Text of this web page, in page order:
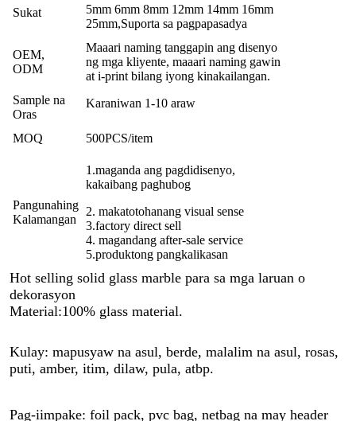
Sukat
5mm 6mm 8mm 12mm 14mm 16mm
25mm,Suporta sa pagpapasadya
OEM,
ODM
Maaari naming tanggapin ang disenyo
ng mga kliyente, maaari naming gawin
at i-print bilang iyong kinakailangan.
Sample na
Oras
Karaniwan 1-10 araw
MOQ 500PCS/item
Pangunahing
Kalamangan
1.maganda ang pagdidisenyo,
kakaibang paghubog
2. makatotohanang visual sense
3.factory direct sell
4. magandang after-sale service
5.produktong pangkalikasan
Hot selling solid glass marble para sa mga laruan o
dekorasyon
Material:100% glass material.
Kulay: mapusyaw na asul, berde, malalim na asul, rosas,
puti, amber, itim, dilaw, pula, atbp.
Pag-iimpake: foil pack, pvc bag, netbag na may header